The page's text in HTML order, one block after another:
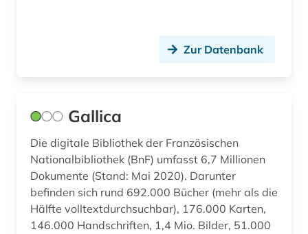
linguistik (1)
london (1)
luftwaffe (1)
länderkunde (2)
Zur Datenbank
Gallica
Die digitale Bibliothek der Französischen
Nationalbibliothek (BnF) umfasst 6,7 Millionen
Dokumente (Stand: Mai 2020). Darunter
befinden sich rund 692.000 Bücher (mehr als die
Hälfte volltextdurchsuchbar), 176.000 Karten,
146.000 Handschriften, 1,4 Mio. Bilder, 51.000